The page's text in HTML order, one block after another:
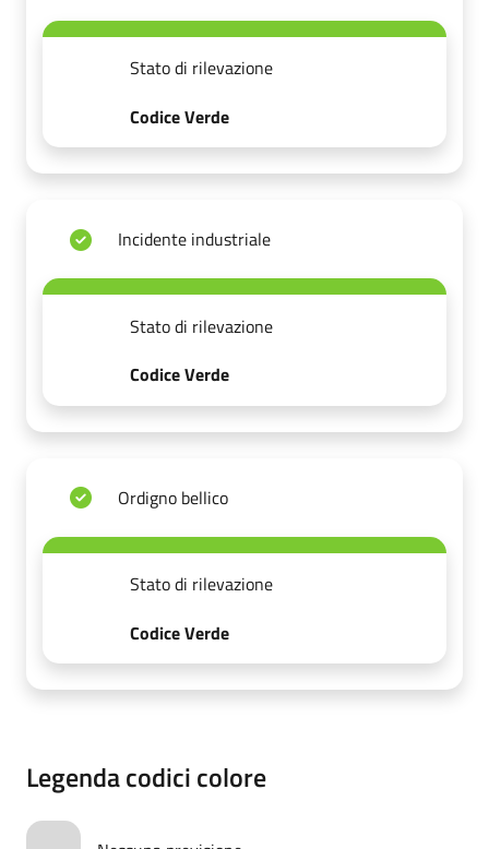
Stato di rilevazione
Codice Verde
Incidente industriale
Stato di rilevazione
Codice Verde
Ordigno bellico
Stato di rilevazione
Codice Verde
Legenda codici colore